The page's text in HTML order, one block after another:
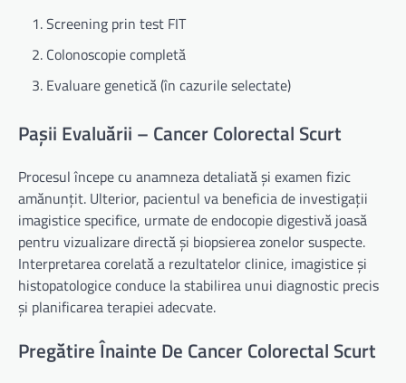
Screening prin test FIT
Colonoscopie completă
Evaluare genetică (în cazurile selectate)
Pașii Evaluării – Cancer Colorectal Scurt
Procesul începe cu anamneza detaliată și examen fizic
amănunțit. Ulterior, pacientul va beneficia de investigații
imagistice specifice, urmate de endocopie digestivă joasă
pentru vizualizare directă și biopsierea zonelor suspecte.
Interpretarea corelată a rezultatelor clinice, imagistice și
histopatologice conduce la stabilirea unui diagnostic precis
și planificarea terapiei adecvate.
Pregătire Înainte De Cancer Colorectal Scurt